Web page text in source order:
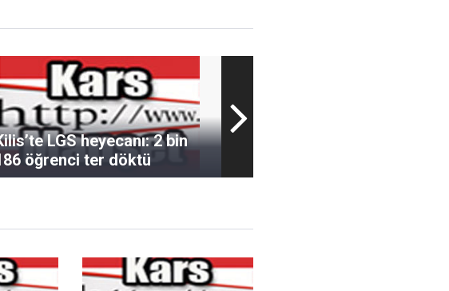
LGS heyecanı: 2 bin
öğrenci ter döktü